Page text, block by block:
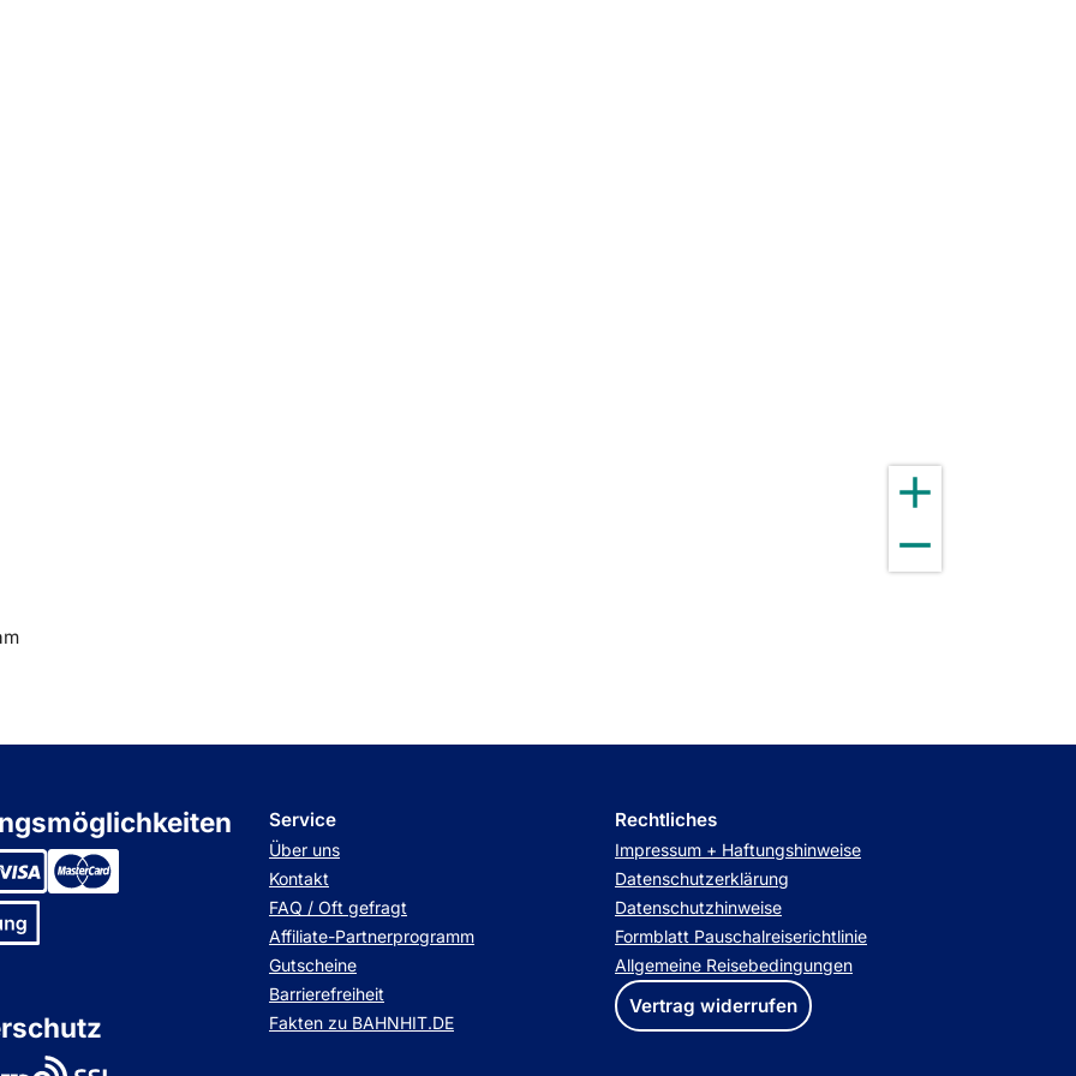
Service
Über uns
Kontakt
FAQ / Oft gefragt
Affiliate-Partnerprogramm
Gutscheine
Barrierefreiheit
Fakten zu BAHNHIT.DE
Rechtliches
Impressum + Haftungshinweise
Datenschutzerklärung
Datenschutzhinweise
Formblatt Pauschalreiserichtlinie
Allgemeine Reisebedingungen
Vertrag widerrufen